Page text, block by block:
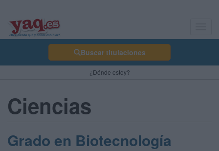
Buscar titulaciones
¿Dónde estoy?
Ciencias
Grado en Biotecnología